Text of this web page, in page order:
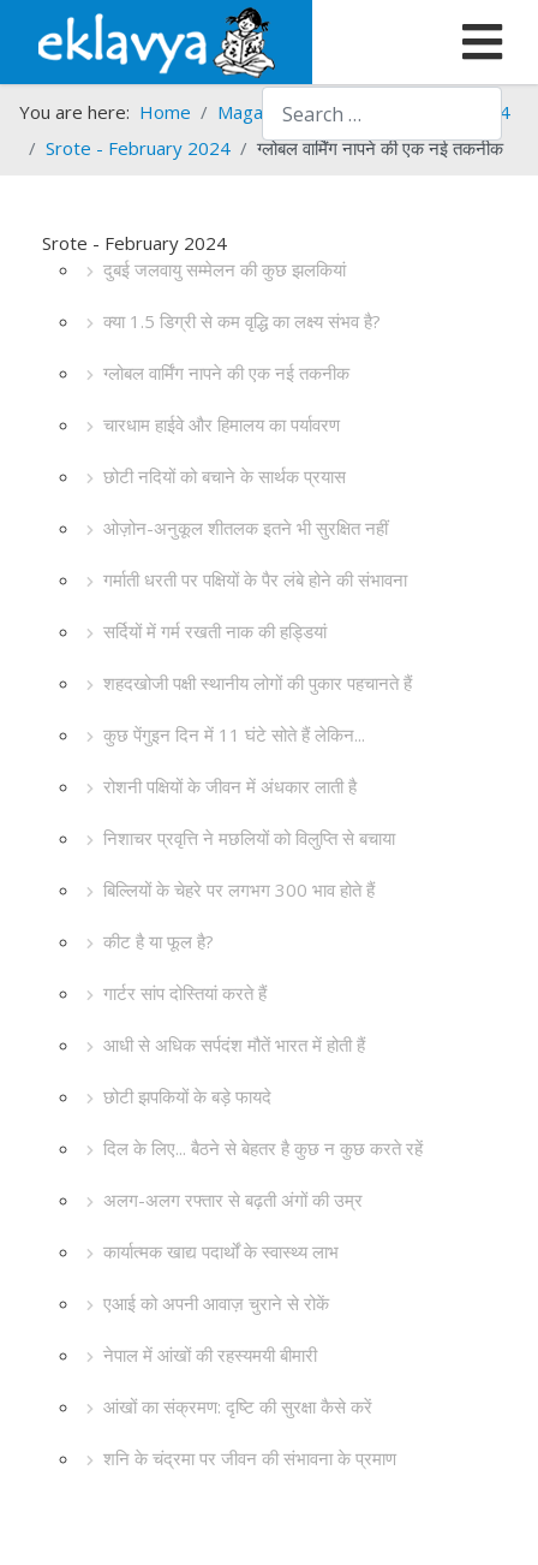
Search
You are here: Home Magazines Srote
Srote - 2024
Srote - February 2024
ग्लोबल वार्मिंग नापने की एक नई तकनीक
Srote - February 2024
दुबई जलवायु सम्मेलन की कुछ झलकियां
क्या 1.5 डिग्री से कम वृद्धि का लक्ष्य संभव है?
ग्लोबल वार्मिंग नापने की एक नई तकनीक
चारधाम हाईवे और हिमालय का पर्यावरण
छोटी नदियों को बचाने के सार्थक प्रयास
ओज़ोन-अनुकूल शीतलक इतने भी सुरक्षित नहीं
गर्माती धरती पर पक्षियों के पैर लंबे होने की संभावना
सर्दियों में गर्म रखती नाक की हड्डियां
शहदखोजी पक्षी स्थानीय लोगों की पुकार पहचानते हैं
कुछ पेंगुइन दिन में 11 घंटे सोते हैं लेकिन...
रोशनी पक्षियों के जीवन में अंधकार लाती है
निशाचर प्रवृत्ति ने मछलियों को विलुप्ति से बचाया
बिल्लियों के चेहरे पर लगभग 300 भाव होते हैं
कीट है या फूल है?
गार्टर सांप दोस्तियां करते हैं
आधी से अधिक सर्पदंश मौतें भारत में होती हैं
छोटी झपकियों के बड़े फायदे
दिल के लिए... बैठने से बेहतर है कुछ न कुछ करते रहें
अलग-अलग रफ्तार से बढ़ती अंगों की उम्र
कार्यात्मक खाद्य पदार्थों के स्वास्थ्य लाभ
एआई को अपनी आवाज़ चुराने से रोकें
नेपाल में आंखों की रहस्यमयी बीमारी
आंखों का संक्रमण: दृष्टि की सुरक्षा कैसे करें
शनि के चंद्रमा पर जीवन की संभावना के प्रमाण